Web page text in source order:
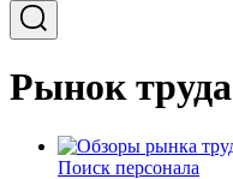
Рынок труда
Поиск персонала